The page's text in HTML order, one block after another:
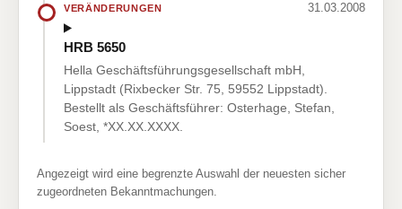
VERÄNDERUNGEN 31.03.2008
HRB 5650
Hella Geschäftsführungsgesellschaft mbH,
Lippstadt (Rixbecker Str. 75, 59552 Lippstadt).
Bestellt als Geschäftsführer: Osterhage, Stefan,
Soest, *XX.XX.XXXX.
Angezeigt wird eine begrenzte Auswahl der neuesten sicher
zugeordneten Bekanntmachungen.